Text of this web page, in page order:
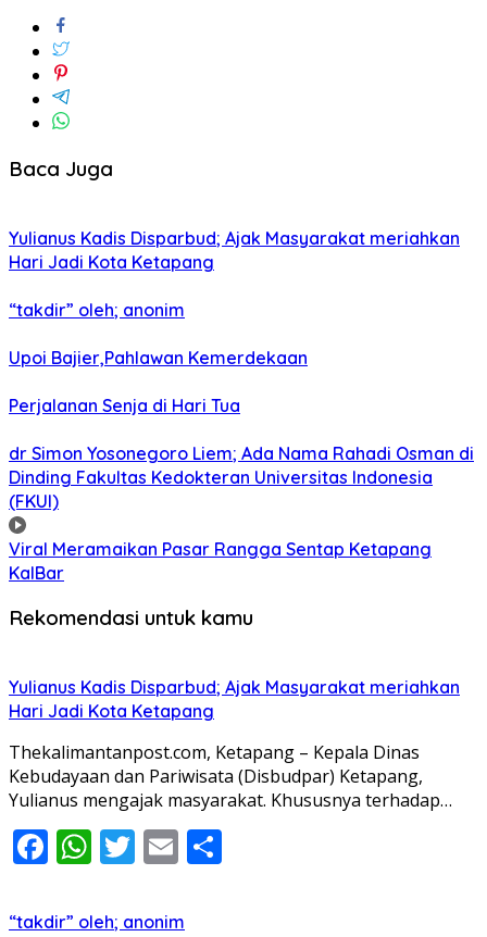
Baca Juga
Yulianus Kadis Disparbud; Ajak Masyarakat meriahkan
Hari Jadi Kota Ketapang
“takdir” oleh; anonim
Upoi Bajier,Pahlawan Kemerdekaan
Perjalanan Senja di Hari Tua
dr Simon Yosonegoro Liem; Ada Nama Rahadi Osman di
Dinding Fakultas Kedokteran Universitas Indonesia
(FKUI)
Viral Meramaikan Pasar Rangga Sentap Ketapang
KalBar
Rekomendasi untuk kamu
Yulianus Kadis Disparbud; Ajak Masyarakat meriahkan
Hari Jadi Kota Ketapang
Thekalimantanpost.com, Ketapang – Kepala Dinas
Kebudayaan dan Pariwisata (Disbudpar) Ketapang,
Yulianus mengajak masyarakat. Khususnya terhadap…
Facebook
WhatsApp
Twitter
Email
“takdir” oleh; anonim